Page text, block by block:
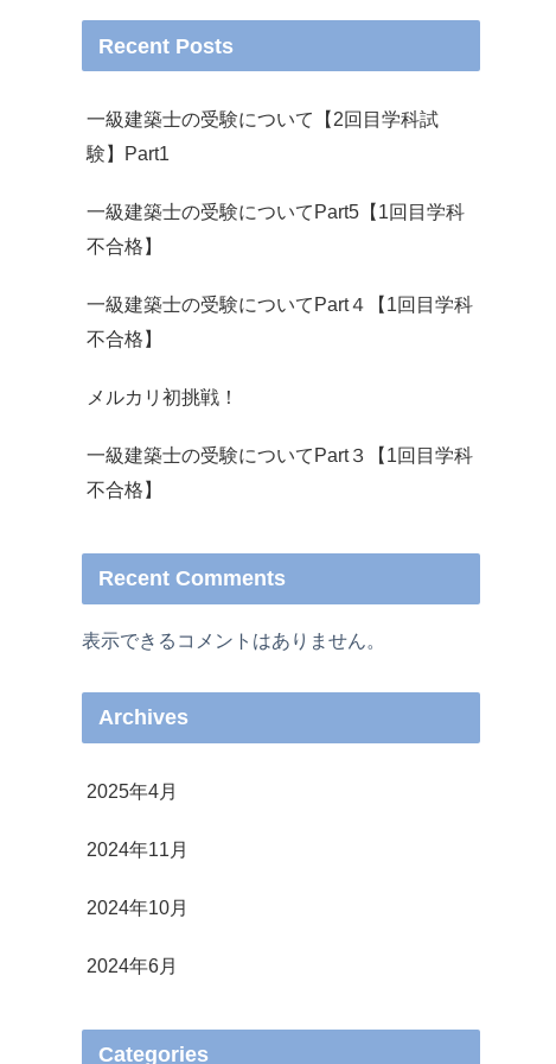
Recent Posts
一級建築士の受験について【2回目学科試
験】Part1
一級建築士の受験についてPart5【1回目学科
不合格】
一級建築士の受験についてPart４【1回目学科
不合格】
メルカリ初挑戦！
一級建築士の受験についてPart３【1回目学科
不合格】
Recent Comments
表示できるコメントはありません。
Archives
2025年4月
2024年11月
2024年10月
2024年6月
Categories